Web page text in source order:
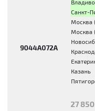
9044A072A
Санкт-
Москва
Москва
Казань
27